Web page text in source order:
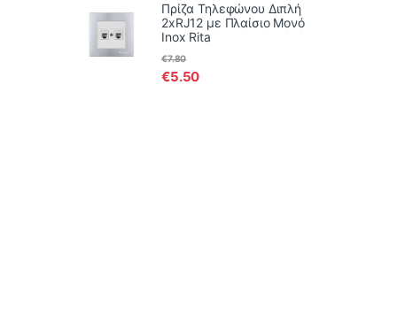
Πρίζα Τηλεφώνου Διπλή
2xRJ12 με Πλαίσιο Μονό
Inox Rita
€5.50
€7.80